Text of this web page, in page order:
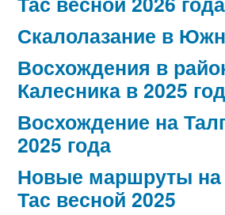
Скалолазание в
Восхождения в
Калесника в 2025
Восхождение на
2025 года
Новые маршруты
Тас весной 2025